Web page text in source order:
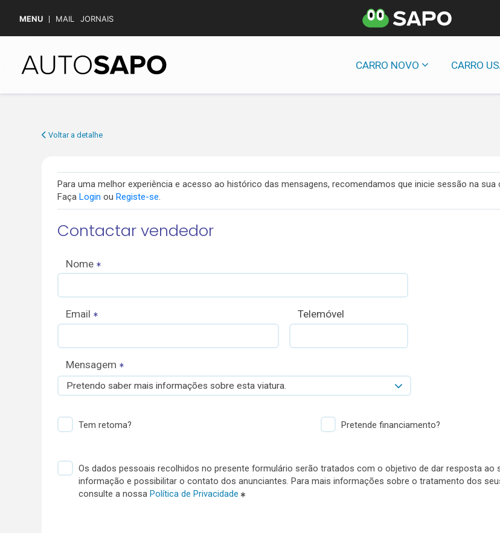
MENU MAIL JORNAIS
CARRO NOVO CARRO
Voltar a detalhe
Para uma melhor experiência e acesso ao histórico das mensagens, recomendamos que inicie sessão na sua
Faça Login ou Registe-se.
Contactar vendedor
Nome
Email Telemóvel
Mensagem
Pretendo saber mais informações sobre esta viatura.
Tem retoma? Pretende financiamento?
Os dados pessoais recolhidos no presente formulário serão tratados com o objetivo de dar resposta ao
informação e possibilitar o contato dos anunciantes. Para mais informações sobre o tratamento dos
consulte a nossa Política de Privacidade